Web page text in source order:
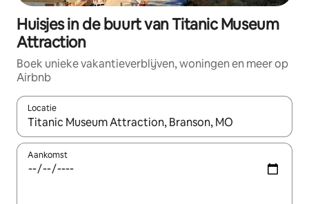
Huisjes in de buurt van Titanic Museum
Attraction
Boek unieke vakantieverblijven, woningen en meer op
Airbnb
Locatie
Wanneer er suggesties beschikbaar zijn, maak je een keuze
Aankomst